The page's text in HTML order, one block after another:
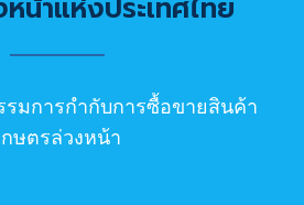
น้าแห่งประเทศไทย
มการกำกับการซื้อขายสินค้า
กษตรล่วงหน้า